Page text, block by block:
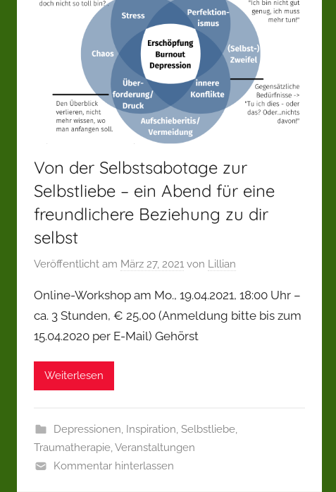
Von der Selbstsabotage zur
Selbstliebe – ein Abend für eine
freundlichere Beziehung zu dir
selbst
Veröffentlicht am März 27, 2021 von Lillian
Online-Workshop am Mo., 19.04.2021, 18:00 Uhr –
ca. 3 Stunden, € 25,00 (Anmeldung bitte bis zum
15.04.2020 per E-Mail) Gehörst
Weiterlesen
Depressionen, Inspiration, Selbstliebe,
Traumatherapie,Veranstaltungen
Kommentar hinterlassen